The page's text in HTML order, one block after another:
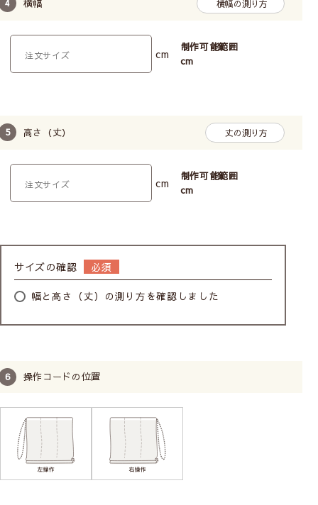
横幅 横幅の測り方
cm
制作可能範囲
cm
高さ（丈） 丈の測り方
cm
制作可能範囲
cm
サイズの確認
幅と高さ（丈）の測り方を確認しました
操作コードの位置